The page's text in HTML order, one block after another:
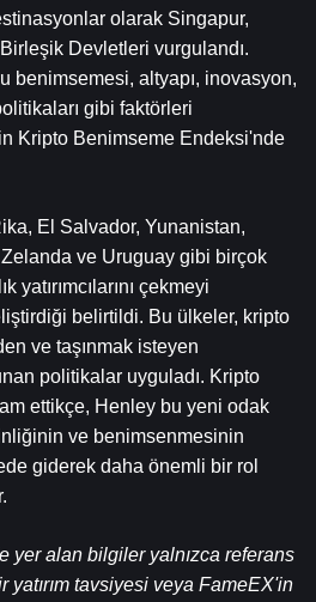
olarak Singapur,
Devletleri vurgulandı.
benimsemesi, altyapı, inovasyon,
gibi faktörleri
Kripto Benimseme Endeksi'nde
El Salvador, Yunanistan,
ve Uruguay gibi birçok
yatırımcılarını çekmeyi
belirtildi. Bu ülkeler, kripto
ve taşınmak isteyen
politikalar uyguladı. Kripto
ettikçe, Henley bu yeni odak
ve benimsenmesinin
giderek daha önemli bir rol
yer alan bilgiler yalnızca referans
yatırım tavsiyesi veya FameEX'in